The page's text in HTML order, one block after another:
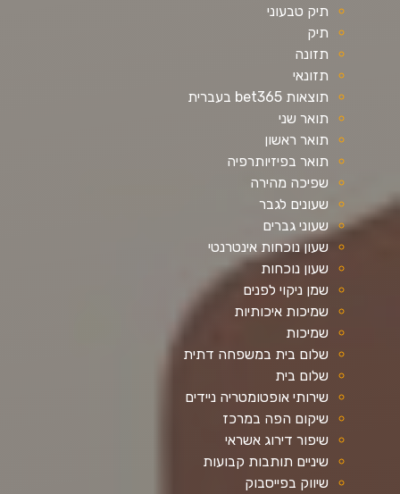
תיק טבעוני
תיק
תזונה
תזונאי
תוצאות bet365 בעברית
תואר שני
תואר ראשון
תואר בפיזיותרפיה
שפיכה מהירה
שעונים לגבר
שעוני גברים
שעון נוכחות אינטרנטי
שעון נוכחות
שמן ניקוי לפנים
שמיכות איכותיות
שמיכות
שלום בית במשפחה דתית
שלום בית
שירותי אופטומטריה ניידים
שיקום הפה במרכז
שיפור דירוג אשראי
שיניים תותבות קבועות
שיווק בפייסבוק